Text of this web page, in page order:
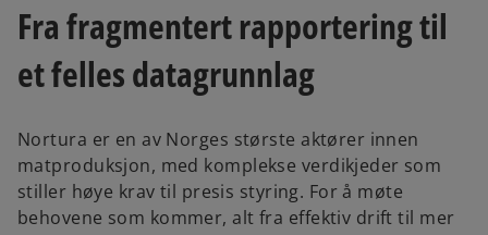
t
a
b
t
a
Fra fragmentert rapportering til
et felles datagrunnlag
Nortura er en av Norges største aktører innen
matproduksjon, med komplekse verdikjeder som
stiller høye krav til presis styring. For å møte
behovene som kommer, alt fra effektiv drift til mer